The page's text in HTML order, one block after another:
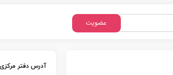
عضویت
آدرس دفتر